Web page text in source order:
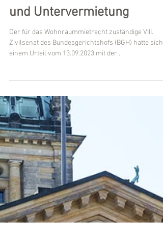
BGH, 13.09.2023 - VIII ZR
109/22: Einzimmerwohnung
und Untervermietung
Der für das Wohnraummietrecht zuständige VIII.
Zivilsenat des Bundesgerichtshofs (BGH) hatte sich
einem Urteil vom 13.09.2023 mit der...